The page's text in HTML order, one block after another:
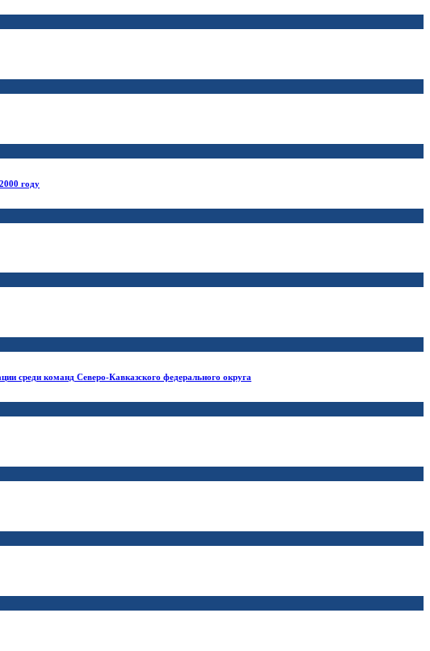
году
среди команд Северо-Кавказского федерального округа